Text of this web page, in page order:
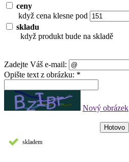
skladem
ceny
když cena klesne pod
skladu
když produkt bude na skladě
Zadejte Váš e-mail:
Opište text z obrázku: *
Nový obrázek